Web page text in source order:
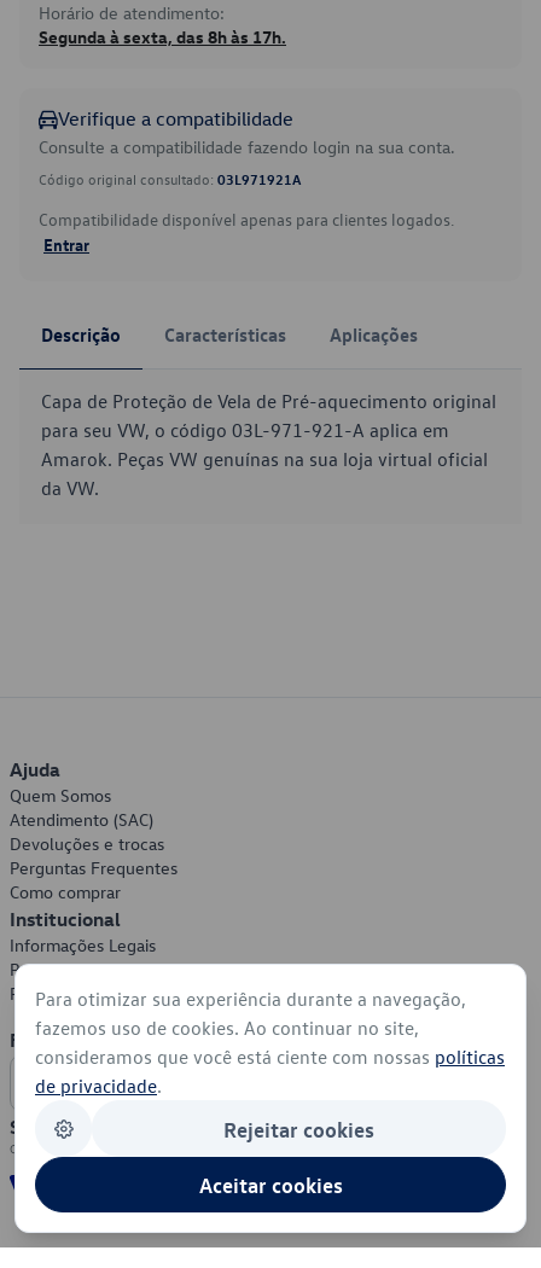
Horário de atendimento:
Segunda à sexta, das 8h às 17h.
Verifique a compatibilidade
Consulte a compatibilidade fazendo login na sua conta.
Código original consultado: 03L971921A
Compatibilidade disponível apenas para clientes logados.
Entrar
Descrição Características Aplicações
Capa de Proteção de Vela de Pré-aquecimento original
para seu VW, o código 03L-971-921-A aplica em
Amarok. Peças VW genuínas na sua loja virtual oficial
da VW.
Ajuda
Quem Somos
Atendimento (SAC)
Devoluções e trocas
Perguntas Frequentes
Como comprar
Institucional
Informações Legais
Política de Privacidade
Política de Cookies
Formas de Pagamento
Segurança
Para otimizar sua experiência durante a navegação,
fazemos uso de cookies. Ao continuar no site,
consideramos que você está ciente com nossas políticas
de privacidade.
Rejeitar cookies
Aceitar cookies